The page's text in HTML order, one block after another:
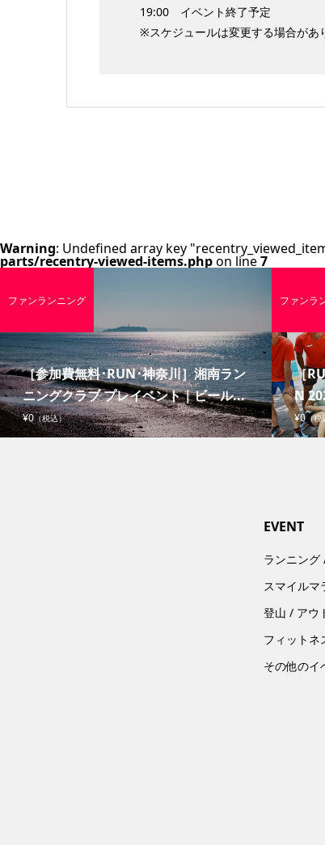
19:00 イベント終了予定
※スケジュールは変更する場合があ
Warning: Undefined array key
parts/recentry-viewed-items.phpon line7
［参加費無料･RUN･神奈川］湘南ラン
ニングクラブ プレイベント｜ビール...
¥0（税込）
ファンランニング
［
N
¥0（税
ファンラ
EVENT
ランニング
スマイルマ
登山 / アウ
フィットネ
その他のイ